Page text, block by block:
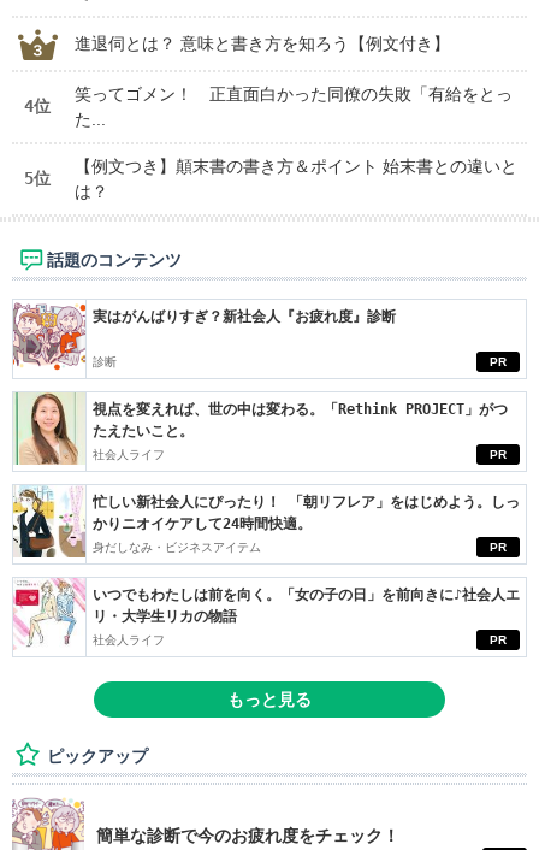
進退伺とは？ 意味と書き方を知ろう【例文付き】
4位
笑ってゴメン！ 正直面白かった同僚の失敗「有給をとっ
た...
5位
【例文つき】顛末書の書き方＆ポイント 始末書との違いと
は？
話題のコンテンツ
PR
実はがんばりすぎ？新社会人『お疲れ度』診断
診断
PR
視点を変えれば、世の中は変わる。「Rethink PROJECT」がつ
たえたいこと。
社会人ライフ
PR
忙しい新社会人にぴったり！ 「朝リフレア」をはじめよう。しっ
かりニオイケアして24時間快適。
身だしなみ・ビジネスアイテム
PR
いつでもわたしは前を向く。「女の子の日」を前向きに♪社会人エ
リ・大学生リカの物語
社会人ライフ
もっと見る
ピックアップ
簡単な診断で今のお疲れ度をチェック！